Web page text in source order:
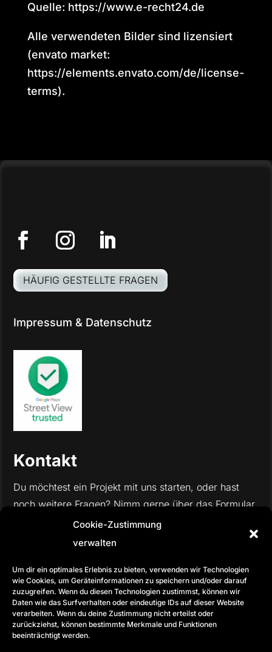
Cookie-Zustimmung
verwalten
Um dir ein optimales Erlebnis zu bieten, verwenden wir Technologien
wie Cookies, um Geräteinformationen zu speichern und/oder darauf
zuzugreifen. Wenn du diesen Technologien zustimmst, können wir
Daten wie das Surfverhalten oder eindeutige IDs auf dieser Website
verarbeiten. Wenn du deine Zustimmung nicht erteilst oder
zurückziehst, können bestimmte Merkmale und Funktionen
beeinträchtigt werden.
Quelle: https://www.e-recht24.de
Alle verwendeten Bilder sind lizensiert
(envato market:
https://elements.envato.com/de/license-
terms).
HÄUFIG GESTELLTE FRAGEN
Impressum & Datenschutz
Kontakt
Du möchtest ein Projekt mit uns starten, oder hast
noch weitere Fragen? Nimm gerne über das Formular
mit uns Kontakt auf, wir freuen uns auf deine